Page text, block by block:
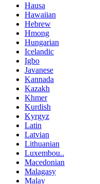
Hausa
Hawaiian
Hebrew
Hmong
Hungarian
Icelandic
Igbo
Javanese
Kannada
Kazakh
Khmer
Kurdish
Kyrgyz
Latin
Latvian
Lithuanian
Luxembou..
Macedonian
Malagasy
Malay